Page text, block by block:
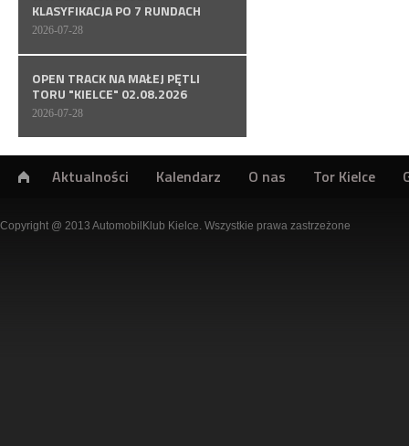
KLASYFIKACJA PO 7 RUNDACH
2026-07-28
OPEN TRACK NA MAŁEJ PĘTLI
TORU "KIELCE" 02.08.2026
2026-07-28
Aktualności Kalendarz O nas Tor Kielce
Copyright @ 2013 AutomobilKlub Kielce. Wszystkie prawa zastrzeżone